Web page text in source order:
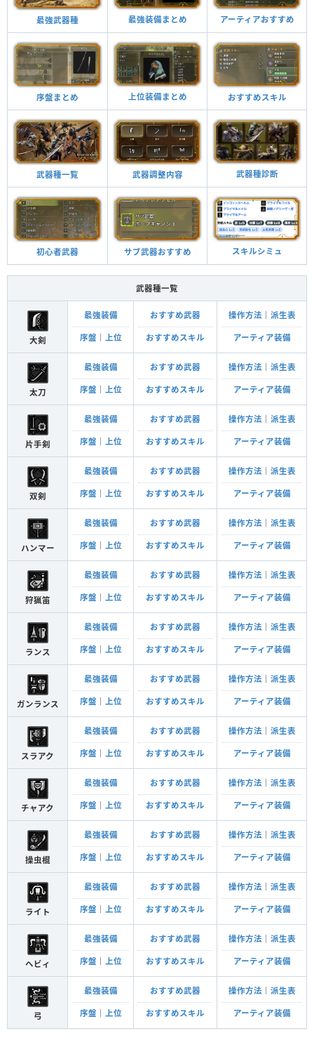
最強武器種 最強装備まとめ アーティアおすすめ
序盤まとめ 上位装備まとめ おすすめスキル
武器種一覧 武器調整内容 武器種診断
初心者武器 サブ武器おすすめ スキルシミュ
武器種一覧
大剣
最強装備
序盤 上位
おすすめ武器
おすすめスキル
操作方法 派生表
アーティア装備
太刀
最強装備
序盤 上位
おすすめ武器
おすすめスキル
操作方法 派生表
アーティア装備
片手剣
最強装備
序盤 上位
おすすめ武器
おすすめスキル
操作方法 派生表
アーティア装備
双剣
最強装備
序盤 上位
おすすめ武器
おすすめスキル
操作方法 派生表
アーティア装備
ハンマー
最強装備
序盤 上位
おすすめ武器
おすすめスキル
操作方法 派生表
アーティア装備
狩猟笛
最強装備
序盤 上位
おすすめ武器
おすすめスキル
操作方法 派生表
アーティア装備
ランス
最強装備
序盤 上位
おすすめ武器
おすすめスキル
操作方法 派生表
アーティア装備
ガンランス
最強装備
序盤 上位
おすすめ武器
おすすめスキル
操作方法 派生表
アーティア装備
スラアク
最強装備
序盤 上位
おすすめ武器
おすすめスキル
操作方法 派生表
アーティア装備
チャアク
最強装備
序盤 上位
おすすめ武器
おすすめスキル
操作方法 派生表
アーティア装備
操虫棍
最強装備
序盤 上位
おすすめ武器
おすすめスキル
操作方法 派生表
アーティア装備
ライト
最強装備
序盤 上位
おすすめ武器
おすすめスキル
操作方法 派生表
アーティア装備
ヘビィ
最強装備
序盤 上位
おすすめ武器
おすすめスキル
操作方法 派生表
アーティア装備
弓
最強装備
序盤 上位
おすすめ武器
おすすめスキル
操作方法 派生表
アーティア装備